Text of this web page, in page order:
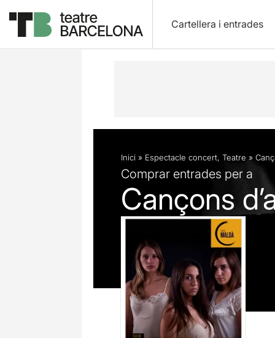
Cartellera i entrades
Descripció Fitxa artística
Inici » Espectacle concert, Teatre »
Comprar entrades per a
Cançons